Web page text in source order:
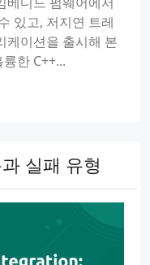
있고, 저지연 트레
케이션을 출시해 본
한 C++...
실패 유형